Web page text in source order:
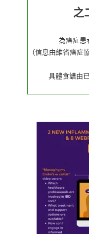
之
為癌症患
（信息由維省癌
具體食譜由